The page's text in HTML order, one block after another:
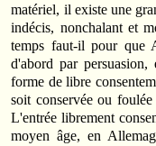
matériel, il existe une
indécis, nonchalant et
temps faut-il pour que
d'abord par
forme de libre
soit conservée ou
L'entrée librement
moyen âge, en